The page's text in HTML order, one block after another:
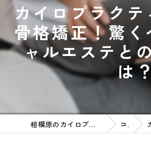
カイロプラク
骨格矯正！驚
ャルエステと
は
相模原のカイロプラクティックなら力仙プラクティック コラム